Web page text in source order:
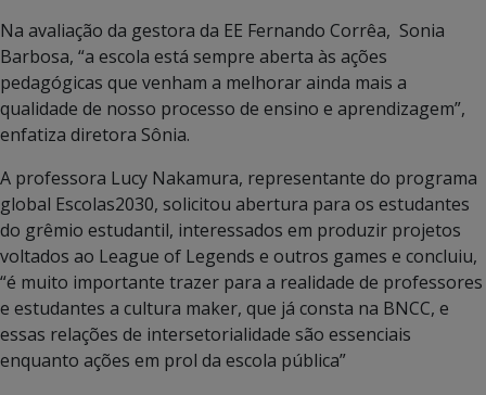
Na avaliação da gestora da EE Fernando Corrêa, Sonia
Barbosa, “a escola está sempre aberta às ações
pedagógicas que venham a melhorar ainda mais a
qualidade de nosso processo de ensino e aprendizagem”,
enfatiza diretora Sônia.
A professora Lucy Nakamura, representante do programa
global Escolas2030, solicitou abertura para os estudantes
do grêmio estudantil, interessados em produzir projetos
voltados ao League of Legends e outros games e concluiu,
“é muito importante trazer para a realidade de professores
e estudantes a cultura maker, que já consta na BNCC, e
essas relações de intersetorialidade são essenciais
enquanto ações em prol da escola pública”